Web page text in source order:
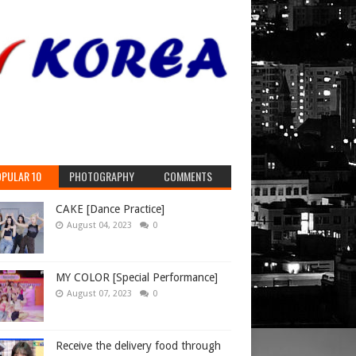
10 PHOTOGRAPHY COMMENTS
CAKE [Dance Practice]
August 04, 2023 0
MY COLOR [Special Performance]
August 07, 2023 0
Receive the delivery food through